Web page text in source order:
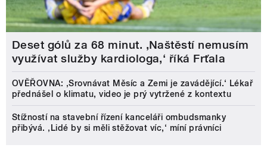
Deset gólů za 68 minut. ,Naštěstí nemusím
využívat služby kardiologa,‘ říká Frťala
OVĚŘOVNA: ‚Srovnávat Měsíc a Zemi je zavádějící.‘ Lékař
přednášel o klimatu, video je prý vytržené z kontextu
Stížností na stavební řízení kanceláři ombudsmanky
přibývá. ‚Lidé by si měli stěžovat víc,‘ míní právníci